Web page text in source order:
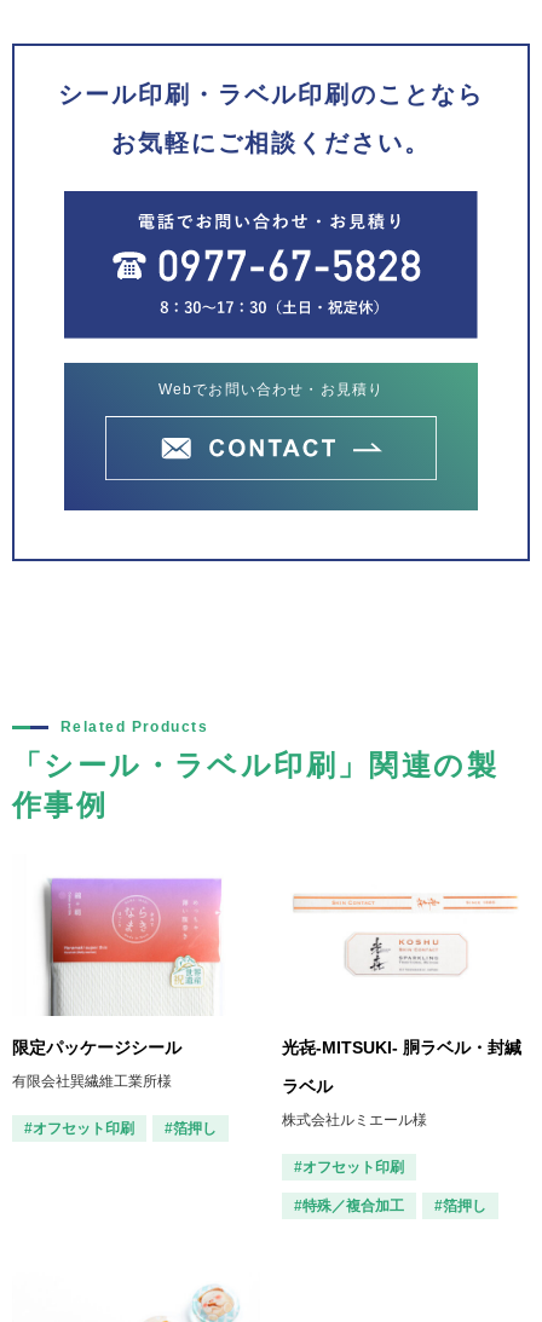
シール印刷・ラベル印刷のことなら
お気軽にご相談ください。
Webでお問い合わせ・お見積り
Related Products
「シール・ラベル印刷」関連の製
作事例
限定パッケージシール
有限会社巽繊維工業所様
#オフセット印刷 #箔押し
光㐂-MITSUKI- 胴ラベル・封緘
ラベル
株式会社ルミエール様
#オフセット印刷
#特殊／複合加工 #箔押し